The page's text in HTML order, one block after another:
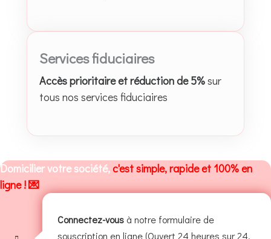
Services fiduciaires
Accès prioritaire et réduction de 5%sur
tous nos services fiduciaires
Domicilier votre société,c'est simple, rapide et 100% en
ligne ! 💌
Connectez-vous à notre formulaire de
souscription en ligne (Ouvert 24 heures sur 24,